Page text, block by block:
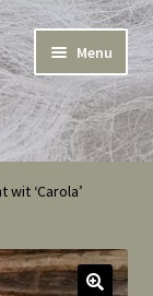
Menu
wit ‘Carola’